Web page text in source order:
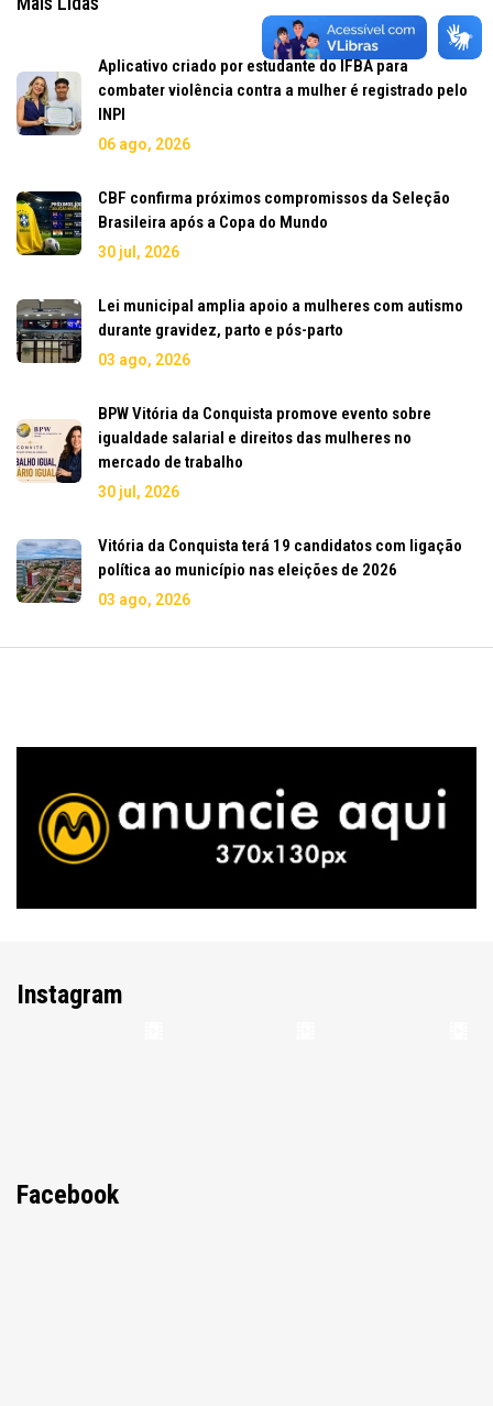
Aplicativo criado por estudante do IFBA para
combater violência contra a mulher é registrado pelo
INPI
06 ago, 2026
CBF confirma próximos compromissos da Seleção
Brasileira após a Copa do Mundo
30 jul, 2026
Lei municipal amplia apoio a mulheres com autismo
durante gravidez, parto e pós-parto
03 ago, 2026
BPW Vitória da Conquista promove evento sobre
igualdade salarial e direitos das mulheres no
mercado de trabalho
30 jul, 2026
Vitória da Conquista terá 19 candidatos com ligação
política ao município nas eleições de 2026
03 ago, 2026
Instagram
Facebook